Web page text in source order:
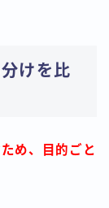
けを比
め、目的ごと